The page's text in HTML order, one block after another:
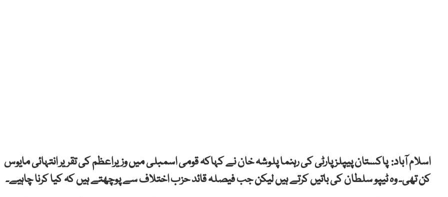
اسلام آباد: پاکستان پیپلزپارٹی کی رہنما پلوشہ خان نے کہاکہ قومی اسمبلی میں وزیراعظم کی تقریر انتہائی مایوس
کن تھی۔ وہ ٹیپو سلطان کی باتیں کرتے ہیں لیکن جب فیصلہ قائد حزب اختلاف سے پوچھتے ہیں کہ کیا کرنا چاہیے۔